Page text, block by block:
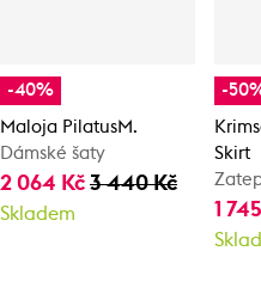
-40%
Maloja PilatusM.
Dámské šaty
2 064 Kč 3 440 Kč
Skladem
-
Skirt
1